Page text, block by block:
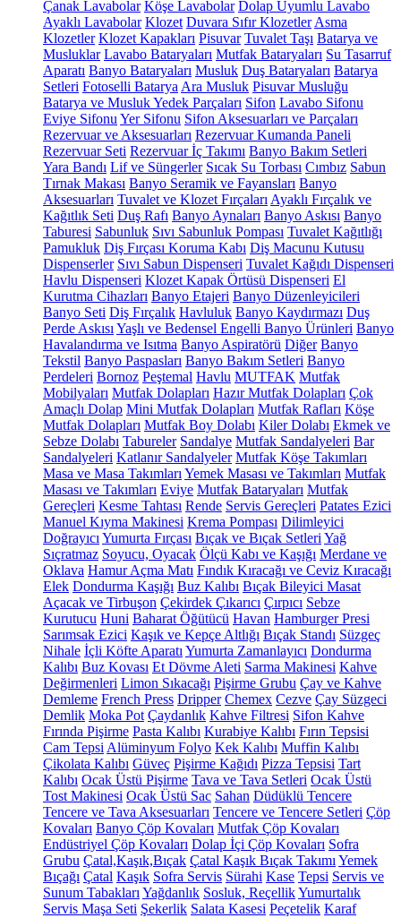
Çanak Lavabolar Köşe Lavabolar Dolap Uyumlu Lavabo
Ayaklı Lavabolar Klozet Duvara Sıfır Klozetler Asma
Klozetler Klozet Kapakları Pisuvar Tuvalet Taşı Batarya ve
Musluklar Lavabo Bataryaları Mutfak Bataryaları Su Tasarruf
Aparatı Banyo Bataryaları Musluk Duş Bataryaları Batarya
Setleri Fotoselli Batarya Ara Musluk Pisuvar Musluğu
Batarya ve Musluk Yedek Parçaları Sifon Lavabo Sifonu
Eviye Sifonu Yer Sifonu Sifon Aksesuarları ve Parçaları
Rezervuar ve Aksesuarları Rezervuar Kumanda Paneli
Rezervuar Seti Rezervuar İç Takımı Banyo Bakım Setleri
Yara Bandı Lif ve Süngerler Sıcak Su Torbası Cımbız Sabun
Tırnak Makası Banyo Seramik ve Fayansları Banyo
Aksesuarları Tuvalet ve Klozet Fırçaları Ayaklı Fırçalık ve
Kağıtlık Seti Duş Rafı Banyo Aynaları Banyo Askısı Banyo
Taburesi Sabunluk Sıvı Sabunluk Pompası Tuvalet Kağıtlığı
Pamukluk Diş Fırçası Koruma Kabı Diş Macunu Kutusu
Dispenserler Sıvı Sabun Dispenseri Tuvalet Kağıdı Dispenseri
Havlu Dispenseri Klozet Kapak Örtüsü Dispenseri El
Kurutma Cihazları Banyo Etajeri Banyo Düzenleyicileri
Banyo Seti Diş Fırçalık Havluluk Banyo Kaydırmazı Duş
Perde Askısı Yaşlı ve Bedensel Engelli Banyo Ürünleri Banyo
Havalandırma ve Isıtma Banyo Aspiratörü Diğer Banyo
Tekstil Banyo Paspasları Banyo Bakım Setleri Banyo
Perdeleri Bornoz Peştemal Havlu MUTFAK Mutfak
Mobilyaları Mutfak Dolapları Hazır Mutfak Dolapları Çok
Amaçlı Dolap Mini Mutfak Dolapları Mutfak Rafları Köşe
Mutfak Dolapları Mutfak Boy Dolabı Kiler Dolabı Ekmek ve
Sebze Dolabı Tabureler Sandalye Mutfak Sandalyeleri Bar
Sandalyeleri Katlanır Sandalyeler Mutfak Köşe Takımları
Masa ve Masa Takımları Yemek Masası ve Takımları Mutfak
Masası ve Takımları Eviye Mutfak Bataryaları Mutfak
Gereçleri Kesme Tahtası Rende Servis Gereçleri Patates Ezici
Manuel Kıyma Makinesi Krema Pompası Dilimleyici
Doğrayıcı Yumurta Fırçası Bıçak ve Bıçak Setleri Yağ
Sıçratmaz Soyucu, Oyacak Ölçü Kabı ve Kaşığı Merdane ve
Oklava Hamur Açma Matı Fındık Kıracağı ve Ceviz Kıracağı
Elek Dondurma Kaşığı Buz Kalıbı Bıçak Bileyici Masat
Açacak ve Tirbuşon Çekirdek Çıkarıcı Çırpıcı Sebze
Kurutucu Huni Baharat Öğütücü Havan Hamburger Presi
Sarımsak Ezici Kaşık ve Kepçe Altlığı Bıçak Standı Süzgeç
Nihale İçli Köfte Aparatı Yumurta Zamanlayıcı Dondurma
Kalıbı Buz Kovası Et Dövme Aleti Sarma Makinesi Kahve
Değirmenleri Limon Sıkacağı Pişirme Grubu Çay ve Kahve
Demleme French Press Dripper Chemex Cezve Çay Süzgeci
Demlik Moka Pot Çaydanlık Kahve Filtresi Sifon Kahve
Fırında Pişirme Pasta Kalıbı Kurabiye Kalıbı Fırın Tepsisi
Cam Tepsi Alüminyum Folyo Kek Kalıbı Muffin Kalıbı
Çikolata Kalıbı Güveç Pişirme Kağıdı Pizza Tepsisi Tart
Kalıbı Ocak Üstü Pişirme Tava ve Tava Setleri Ocak Üstü
Tost Makinesi Ocak Üstü Sac Sahan Düdüklü Tencere
Tencere ve Tava Aksesuarları Tencere ve Tencere Setleri Çöp
Kovaları Banyo Çöp Kovaları Mutfak Çöp Kovaları
Endüstriyel Çöp Kovaları Dolap İçi Çöp Kovaları Sofra
Grubu Çatal,Kaşık,Bıçak Çatal Kaşık Bıçak Takımı Yemek
Bıçağı Çatal Kaşık Sofra Servis Sürahi Kase Tepsi Servis ve
Sunum Tabakları Yağdanlık Sosluk, ReçellikYumurtalık
Servis Maşa Seti Şekerlik Salata Kasesi Peçetelik Karaf